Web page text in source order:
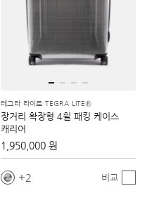
테그라 라이트 TEGRA LITE®
장거리 확장형 4휠 패킹 케이스
캐리어
1,950,000 원
2 비교